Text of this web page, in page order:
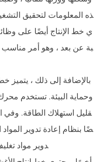
ذه المعلومات لتحقيق
ي خط الإنتاج أيضًا على
بة عن بعد ، وهو أمر مناسب
بالإضافة إلى ذلك ، يتميز
وحماية البيئة. تستخدم
قليل استهلاك الطاقة. وفي
ضًا بنظام إعادة تدوير المواد
دوير مواد